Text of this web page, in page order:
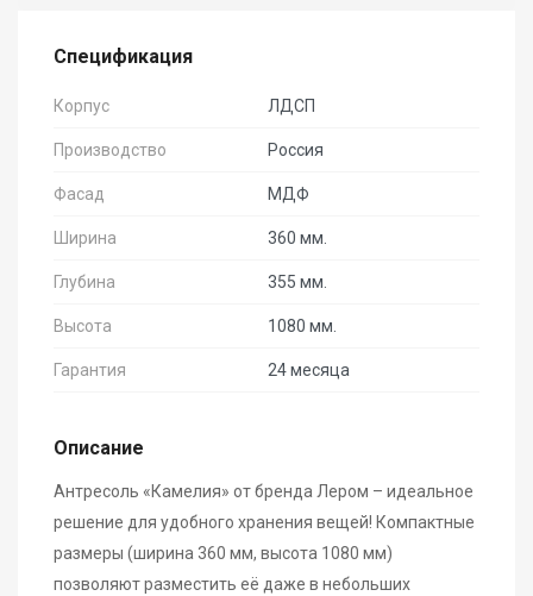
Спецификация
Корпус ЛДСП
Производство Россия
Фасад МДФ
Ширина 360 мм.
Глубина 355 мм.
Высота 1080 мм.
Гарантия 24 месяца
Описание
Антресоль «Камелия» от бренда Лером – идеальное
решение для удобного хранения вещей! Компактные
размеры (ширина 360 мм, высота 1080 мм)
позволяют разместить её даже в небольших